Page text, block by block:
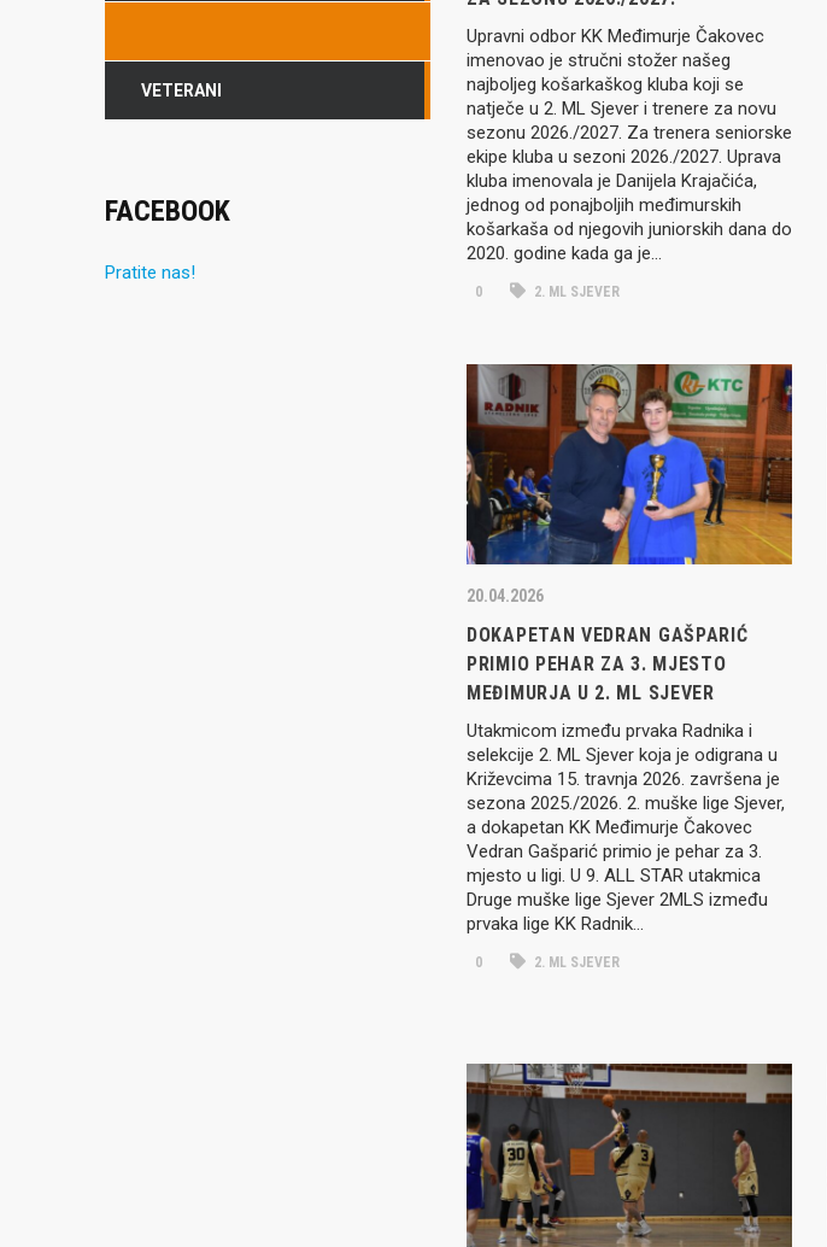
Upravni odbor KK Međimurje Čakovec
imenovao je stručni stožer našeg
najboljeg košarkaškog kluba koji se
natječe u 2. ML Sjever i trenere za novu
sezonu 2026./2027. Za trenera seniorske
ekipe kluba u sezoni 2026./2027. Uprava
kluba imenovala je Danijela Krajačića,
jednog od ponajboljih međimurskih
košarkaša od njegovih juniorskih dana do
2020. godine kada ga je…
0 2. ML SJEVER
20.04.2026
DOKAPETAN VEDRAN GAŠPARIĆ
PRIMIO PEHAR ZA 3. MJESTO
MEĐIMURJA U 2. ML SJEVER
Utakmicom između prvaka Radnika i
selekcije 2. ML Sjever koja je odigrana u
Križevcima 15. travnja 2026. završena je
sezona 2025./2026. 2. muške lige Sjever,
a dokapetan KK Međimurje Čakovec
Vedran Gašparić primio je pehar za 3.
mjesto u ligi. U 9. ALL STAR utakmica
Druge muške lige Sjever 2MLS između
prvaka lige KK Radnik…
0 2. ML SJEVER
VETERANI
FACEBOOK
Pratite nas!